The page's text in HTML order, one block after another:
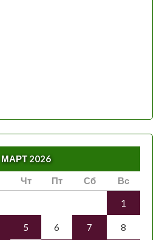
МАРТ 2026
Чт Пт Сб Вс
1
5 6 7 8